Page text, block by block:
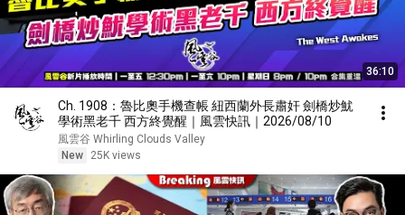
36:10
Ch. 1908：魯比奧手機查帳 紐西蘭外長肅奸 劍橋炒魷
學術黑老千 西方終覺醒｜風雲快訊｜2026/08/10
風雲谷 Whirling Clouds Valley
New
25K views